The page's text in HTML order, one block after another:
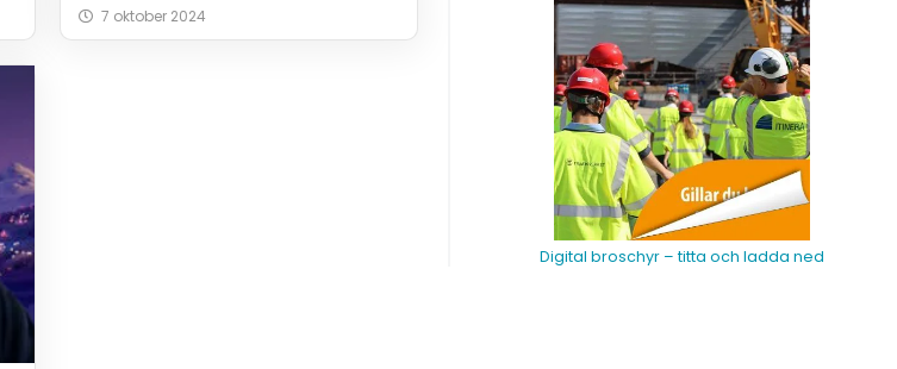
7 oktober 2024
Digital broschyr – titta och ladda ned